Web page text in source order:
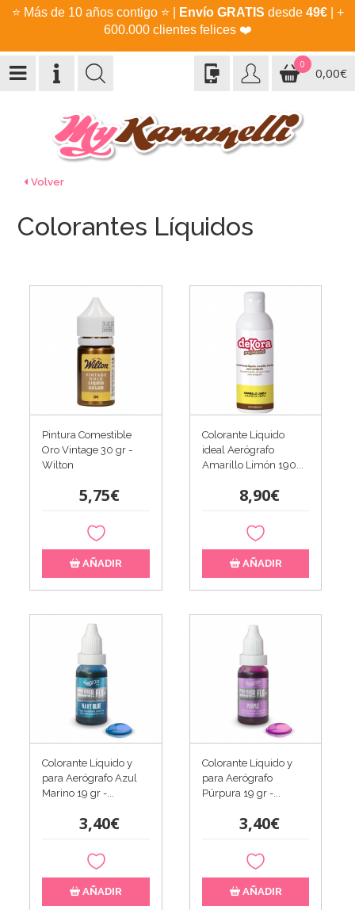
⭐ Más de 10 años contigo ⭐ Envío GRATIS desde 49€| +
600.000 clientes felices ❤️
0
0,00€
Volver
Colorantes Líquidos
Pintura Comestible
Oro Vintage 30 gr -
Wilton
5,75€
AÑADIR
Colorante Líquido
ideal Aerógrafo
Amarillo Limón 190...
8,90€
AÑADIR
Colorante Líquido y
para Aerógrafo Azul
Marino 19 gr -...
3,40€
AÑADIR
Colorante Líquido y
para Aerógrafo
Púrpura 19 gr -...
3,40€
AÑADIR